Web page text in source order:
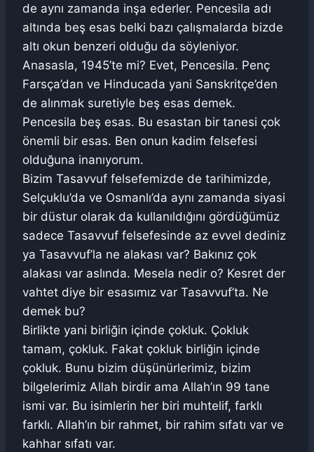
de aynı zamanda inşa ederler. Pencesila adı
altında beş esas belki bazı çalışmalarda bizde
altı okun benzeri olduğu da söyleniyor.
Anasasla, 1945’te mi? Evet, Pencesila. Penç
Farsça’dan ve Hinducada yani Sanskritçe’den
de alınmak suretiyle beş esas demek.
Pencesila beş esas. Bu esastan bir tanesi çok
önemli bir esas. Ben onun kadim felsefesi
olduğuna inanıyorum.
Bizim Tasavvuf felsefemizde de tarihimizde,
Selçuklu’da ve Osmanlı’da aynı zamanda siyasi
bir düstur olarak da kullanıldığını gördüğümüz
sadece Tasavvuf felsefesinde az evvel dediniz
ya Tasavvuf’la ne alakası var? Bakınız çok
alakası var aslında. Mesela nedir o? Kesret der
vahtet diye bir esasımız var Tasavvuf’ta. Ne
demek bu?
Birlikte yani birliğin içinde çokluk. Çokluk
tamam, çokluk. Fakat çokluk birliğin içinde
çokluk. Bunu bizim düşünürlerimiz, bizim
bilgelerimiz Allah birdir ama Allah’ın 99 tane
ismi var. Bu isimlerin her biri muhtelif, farklı
farklı. Allah’ın bir rahmet, bir rahim sıfatı var ve
kahhar sıfatı var.